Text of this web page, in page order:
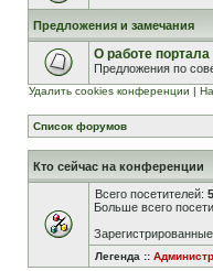
Предложения и замечания
О работе
Предложения по
Удалить cookies конференции |
Список форумов
Кто сейчас на конференции
Всего посетителей:
Больше всего
Легенда ::